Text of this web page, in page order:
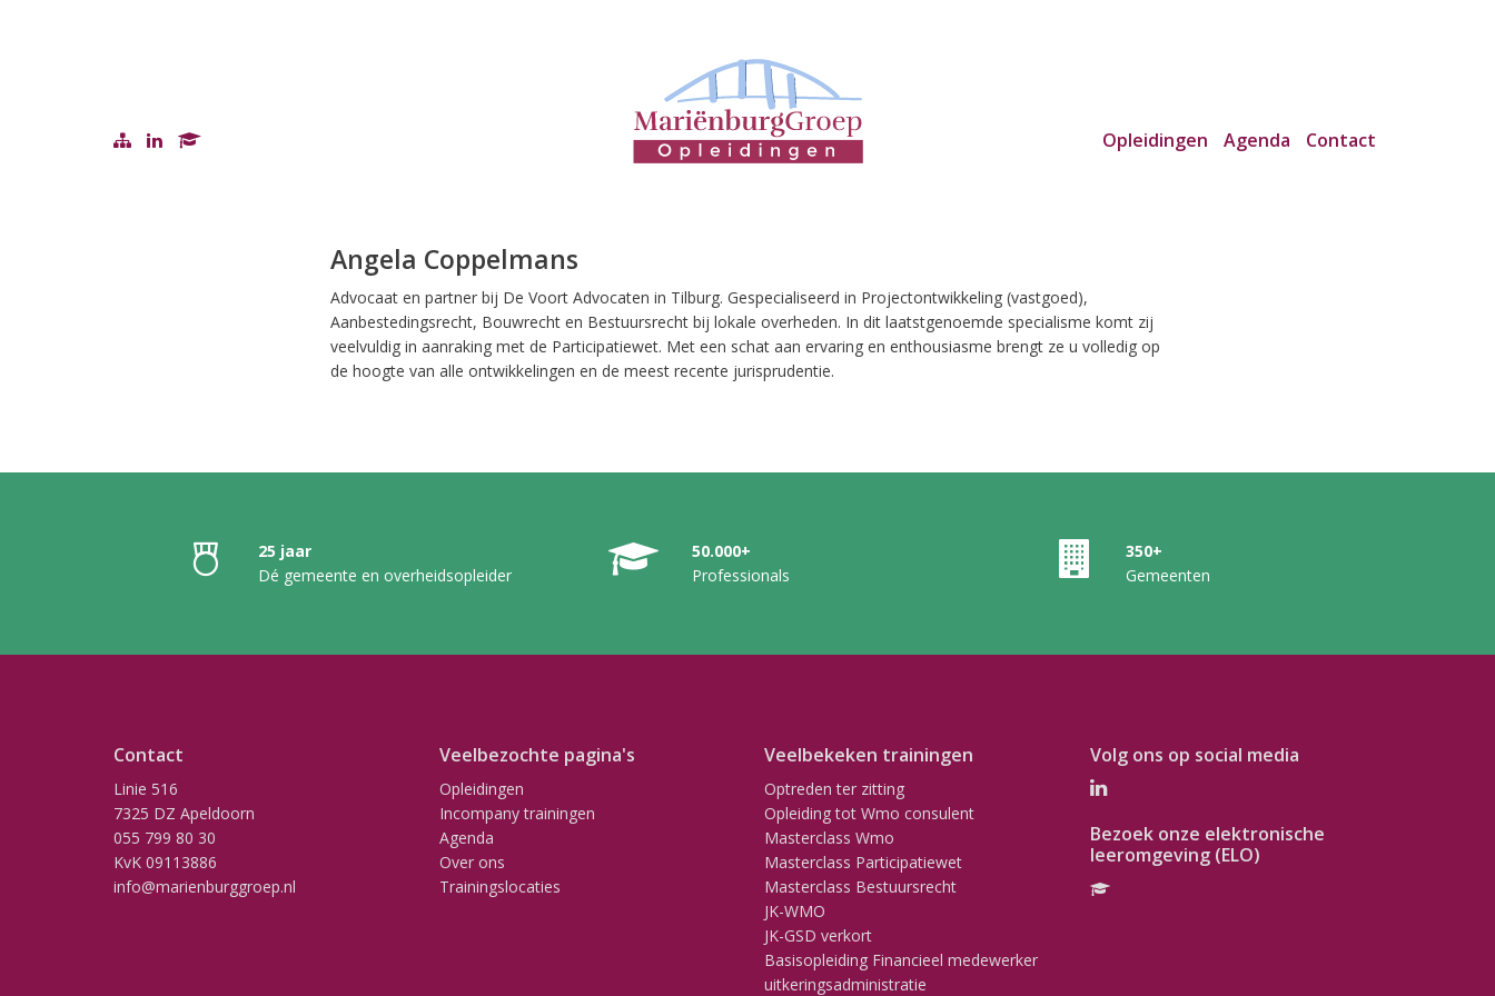
Opleidingen Agenda Contact
Angela Coppelmans
Advocaat en partner bij De Voort Advocaten in Tilburg. Gespecialiseerd in Projectontwikkeling (vastgoed),
Aanbestedingsrecht, Bouwrecht en Bestuursrecht bij lokale overheden. In dit laatstgenoemde specialisme komt zij
veelvuldig in aanraking met de Participatiewet. Met een schat aan ervaring en enthousiasme brengt ze u volledig op
de hoogte van alle ontwikkelingen en de meest recente jurisprudentie.
25 jaar
Dé gemeente en overheidsopleider
50.000+
Professionals
350+
Gemeenten
Contact
Linie 516
7325 DZ Apeldoorn
055 799 80 30
KvK 09113886
info@marienburggroep.nl
Veelbezochte pagina's
Opleidingen
Incompany trainingen
Agenda
Over ons
Trainingslocaties
Veelbekeken trainingen
Optreden ter zitting
Opleiding tot Wmo consulent
Masterclass Wmo
Masterclass Participatiewet
Masterclass Bestuursrecht
JK-WMO
JK-GSD verkort
Basisopleiding Financieel medewerker
uitkeringsadministratie
Volg ons op social media
Bezoek onze elektronische
leeromgeving (ELO)